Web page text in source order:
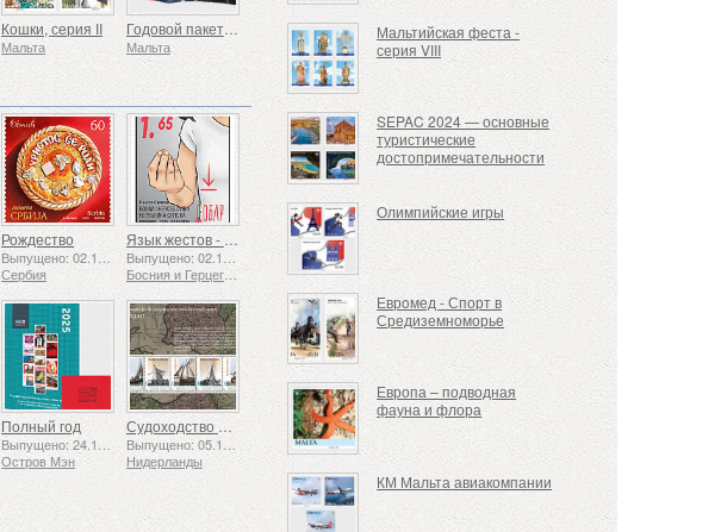
Кошки, серия II
Мальта
Годовой пакет 2024
Мальта
Рождество
Сербия
Язык жестов - Хорошо
Босния и Герцеговина - Республика Сербская
Полный год
Остров Мэн
Судоходство в XVII и XVIII веках – Торфяные перевозки
Нидерланды
Мальтийская феста -
серия VIII
SEPAC 2024 — основные
туристические
достопримечательности
Олимпийские игры
Еврoмед - Спорт в
Средиземноморье
Европа – подводная
фауна и флора
КМ Мальта авиакомпании